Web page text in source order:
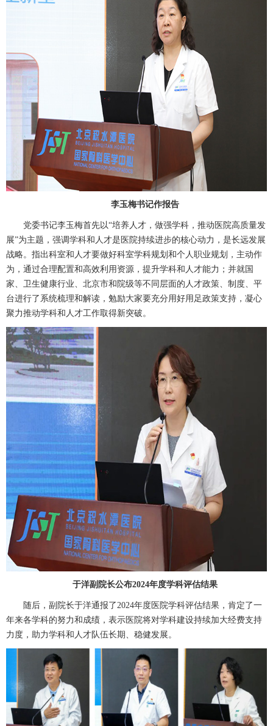
李玉梅书记作报告
党委书记李玉梅首先以“培养人才，做强学科，推动医院高质量发
展”为主题，强调学科和人才是医院持续进步的核心动力，是长远发展
战略。指出科室和人才要做好科室学科规划和个人职业规划，主动作
为，通过合理配置和高效利用资源，提升学科和人才能力；并就国
家、卫生健康行业、北京市和院级等不同层面的人才政策、制度、平
台进行了系统梳理和解读，勉励大家要充分用好用足政策支持，凝心
聚力推动学科和人才工作取得新突破。
于洋副院长公布2024年度学科评估结果
随后，副院长于洋通报了2024年度医院学科评估结果，肯定了一
年来各学科的努力和成绩，表示医院将对学科建设持续加大经费支持
力度，助力学科和人才队伍长期、稳健发展。